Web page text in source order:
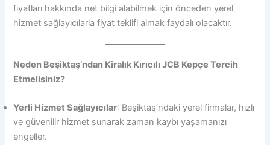
fiyatları hakkında net bilgi alabilmek için önceden yerel
hizmet sağlayıcılarla fiyat teklifi almak faydalı olacaktır.
Neden Beşiktaş’ndan Kiralık Kırıcılı JCB Kepçe Tercih
Etmelisiniz?
Yerli Hizmet Sağlayıcılar: Beşiktaş’ndaki yerel firmalar, hızlı
ve güvenilir hizmet sunarak zaman kaybı yaşamanızı
engeller.